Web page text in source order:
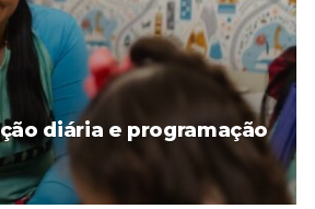
diária e programação